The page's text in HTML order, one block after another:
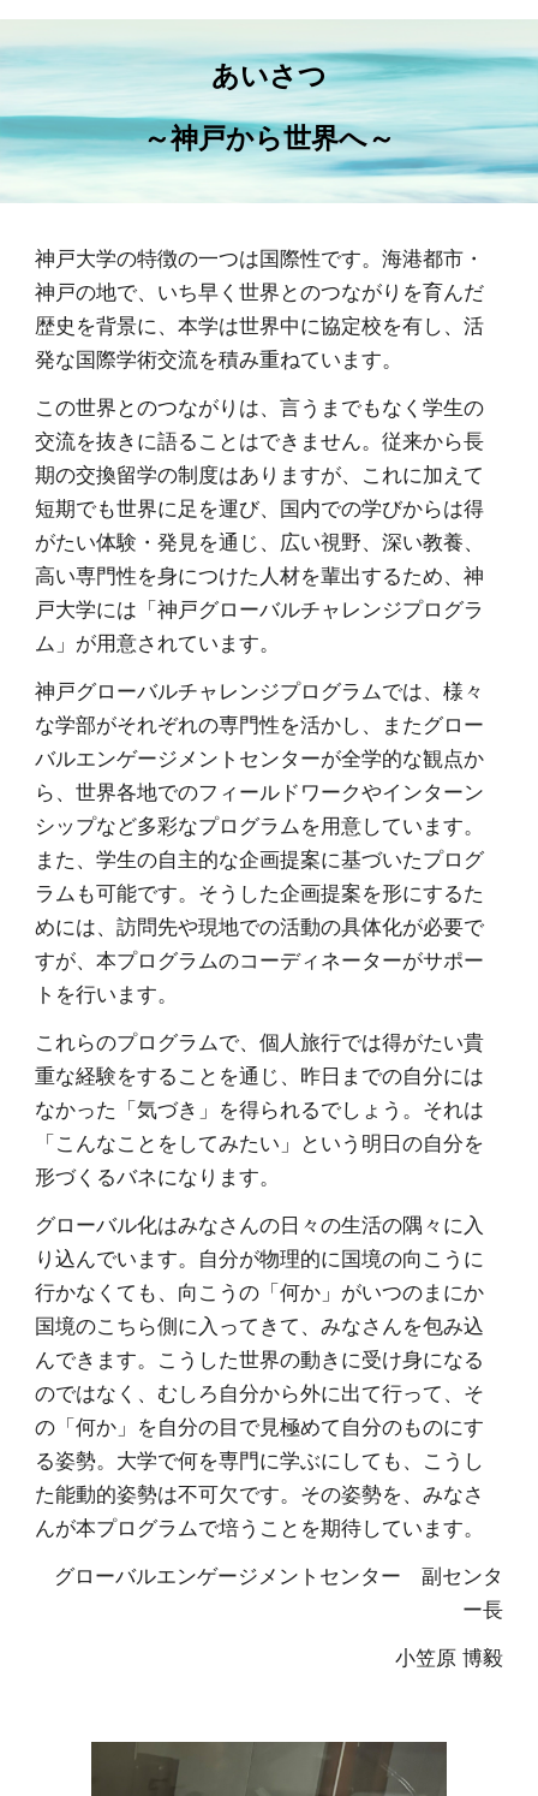
あいさつ
～神戸から世界へ～
神戸大学の特徴の一つは国際性です。海港都市・
神戸の地で、いち早く世界とのつながりを育んだ
歴史を背景に、本学は世界中に協定校を有し、活
発な国際学術交流を積み重ねています。
この世界とのつながりは、言うまでもなく学生の
交流を抜きに語ることはできません。従来から長
期の交換留学の制度はありますが、これに加えて
短期でも世界に足を運び、国内での学びからは得
がたい体験・発見を通じ、広い視野、深い教養、
高い専門性を身につけた人材を輩出するため、神
戸大学には「神戸グローバルチャレンジプログラ
ム」が用意されています。
神戸グローバルチャレンジプログラムでは、様々
な学部がそれぞれの専門性を活かし、またグロー
バルエンゲージメントセンターが全学的な観点か
ら、世界各地でのフィールドワークやインターン
シップなど多彩なプログラムを用意しています。
また、学生の自主的な企画提案に基づいたプログ
ラムも可能です。そうした企画提案を形にするた
めには、訪問先や現地での活動の具体化が必要で
すが、本プログラムのコーディネーターがサポー
トを行います。
これらのプログラムで、個人旅行では得がたい貴
重な経験をすることを通じ、昨日までの自分には
なかった「気づき」を得られるでしょう。それは
「こんなことをしてみたい」という明日の自分を
形づくるバネになります。
グローバル化はみなさんの日々の生活の隅々に入
り込んでいます。自分が物理的に国境の向こうに
行かなくても、向こうの「何か」がいつのまにか
国境のこちら側に入ってきて、みなさんを包み込
んできます。こうした世界の動きに受け身になる
のではなく、むしろ自分から外に出て行って、そ
の「何か」を自分の目で見極めて自分のものにす
る姿勢。大学で何を専門に学ぶにしても、こうし
た能動的姿勢は不可欠です。その姿勢を、みなさ
んが本プログラムで培うことを期待しています。
グローバルエンゲージメントセンター 副センタ
ー長
小笠原 博毅